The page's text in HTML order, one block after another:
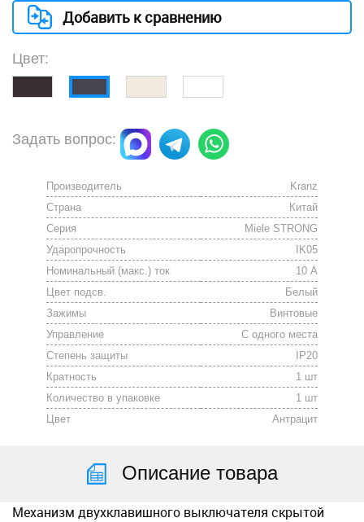
Добавить к сравнению
Цвет:
Задать вопрос:
Производитель
Kranz
Страна
Китай
Серия
Miele STRONG
Ударопрочность
IK05
Номинальный (макс.) ток
10 А
Цвет подсв.
Белый
Зажимы
Винтовые
Управление
С одного места
Степень защиты
IP20
Кратность
1 шт
Количество в упаковке
1 шт
Цвет
Антрацит
Описание товара
Меxанизм двуxклавишного выключателя скрытой